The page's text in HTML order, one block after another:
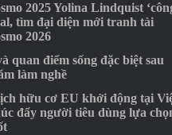
2025 Yolina Lindquist
tìm đại diện mới tranh tài
2026
quan điểm sống đặc biệt sau
làm nghề
hữu cơ EU khởi động tại
đẩy người tiêu dùng lựa